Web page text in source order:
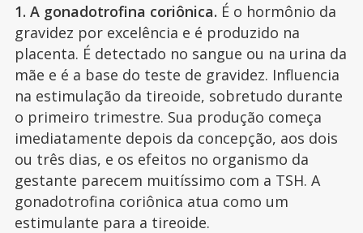
1. A gonadotrofina coriônica. É o hormônio da
gravidez por excelência e é produzido na
placenta. É detectado no sangue ou na urina da
mãe e é a base do teste de gravidez. Influencia
na estimulação da tireoide, sobretudo durante
o primeiro trimestre. Sua produção começa
imediatamente depois da concepção, aos dois
ou três dias, e os efeitos no organismo da
gestante parecem muitíssimo com a TSH. A
gonadotrofina coriônica atua como um
estimulante para a tireoide.